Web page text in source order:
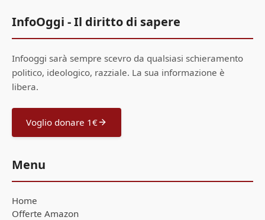
InfoOggi - Il diritto di sapere
Infooggi sarà sempre scevro da qualsiasi schieramento
politico, ideologico, razziale. La sua informazione è
libera.
Voglio donare 1€
Menu
Home
Offerte Amazon